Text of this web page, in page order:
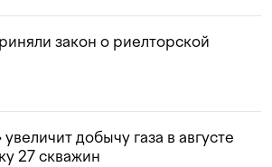
закон о риелторской
добычу газа в августе
27 скважин